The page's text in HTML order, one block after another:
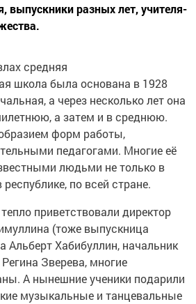
выпускники разных лет, учителя-
средняя
школа была основана в 1928
а через несколько лет она
а затем и в среднюю.
форм работы,
педагогами. Многие её
людьми не только в
по всей стране.
приветствовали директор
(тоже выпускница
Альберт Хабибуллин, начальник
Зверева, многие
А нынешние ученики подарили
музыкальные и танцевальные